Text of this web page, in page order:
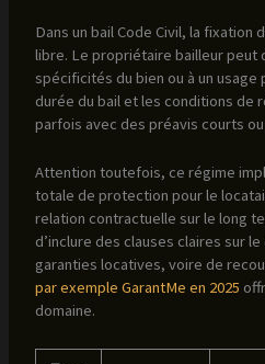
Dans un bail Code Civil, la
libre. Le propriétaire bailleur peut
spécificités du bien ou à un usage
durée du bail et les conditions de
parfois avec des préavis courts
Attention toutefois, ce régime
totale de protection pour le
relation contractuelle sur le long
d’inclure des clauses claires sur
garanties locatives, voire de
par exemple GarantMe en 2025
domaine.